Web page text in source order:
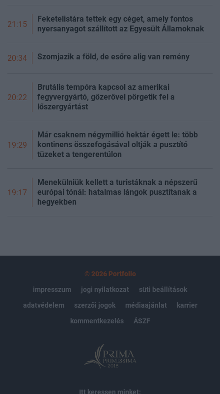
21:15
Feketelistára tettek egy céget, amely fontos
nyersanyagot szállított az Egyesült Államoknak
20:34 Szomjazik a föld, de esőre alig van remény
20:22
Brutális tempóra kapcsol az amerikai
fegyvergyártó, gőzerővel pörgetik fel a
lőszergyártást
19:29
Már csaknem négymillió hektár égett le: több
kontinens összefogásával oltják a pusztító
tüzeket a tengerentúlon
19:17
Menekülniük kellett a turistáknak a népszerű
európai tónál: hatalmas lángok pusztítanak a
hegyekben
© 2026 Portfolio
impresszum
jogi nyilatkozat
süti beállítások
adatvédelem
szerzői jogok médiaajánlat
karrier
kommentkezelés
ÁSZF
Itt keressen minket: